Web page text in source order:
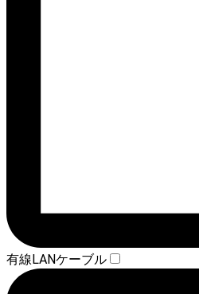
有線LANケーブル